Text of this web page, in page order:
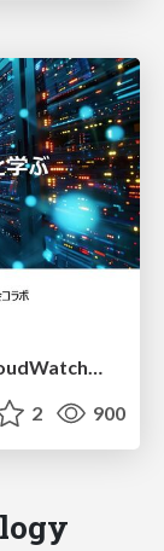
オンプレミス市監視村の人達と学ぶCloudWatch基礎
2 900